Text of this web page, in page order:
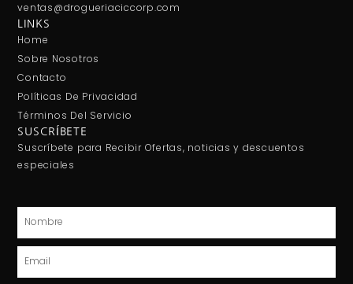
ventas@drogueriaciccorp.com
LINKS
Home
Sobre Nosotros
Contacto
Políticas De Privacidad
Términos Del Servicio
SUSCRÍBETE
Suscríbete para Recibir Ofertas, noticias y descuentos
especiales
Nombre
Email